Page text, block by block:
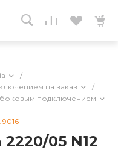
/
на заказ
/
подключением
05 N12